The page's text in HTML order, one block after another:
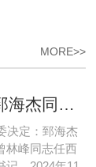
MORE>>
决定：郅海杰
林峰同志任西